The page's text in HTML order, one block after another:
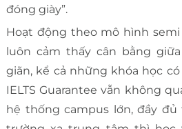
đóng giày”.
Hoạt động theo mô hình semi
luôn cảm thấy cân bằng
giãn, kể cả những khóa học
IELTS Guarantee vẫn không
hệ thống campus lớn, đầy